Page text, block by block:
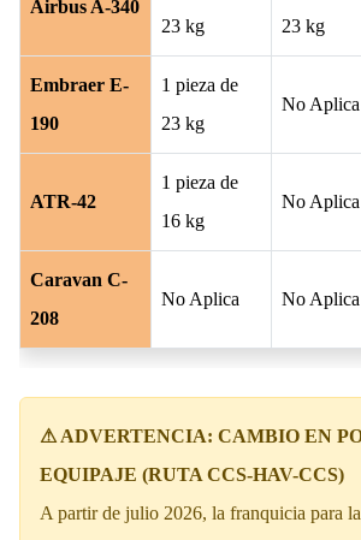
Airbus A-340
23 kg
23 kg
Embraer E-
190
1 pieza de
23 kg
No Aplica
ATR-42
1 pieza de
16 kg
No Aplica
Caravan C-
208
No Aplica No Aplica
⚠ ADVERTENCIA: CAMBIO EN
EQUIPAJE (RUTA CCS-HAV-CCS)
A partir de julio 2026, la franquicia para